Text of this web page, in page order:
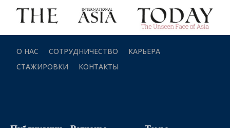
О НАС СОТРУДНИЧЕСТВО
КАРЬЕРА
СТАЖИРОВКИ
КОНТАКТЫ